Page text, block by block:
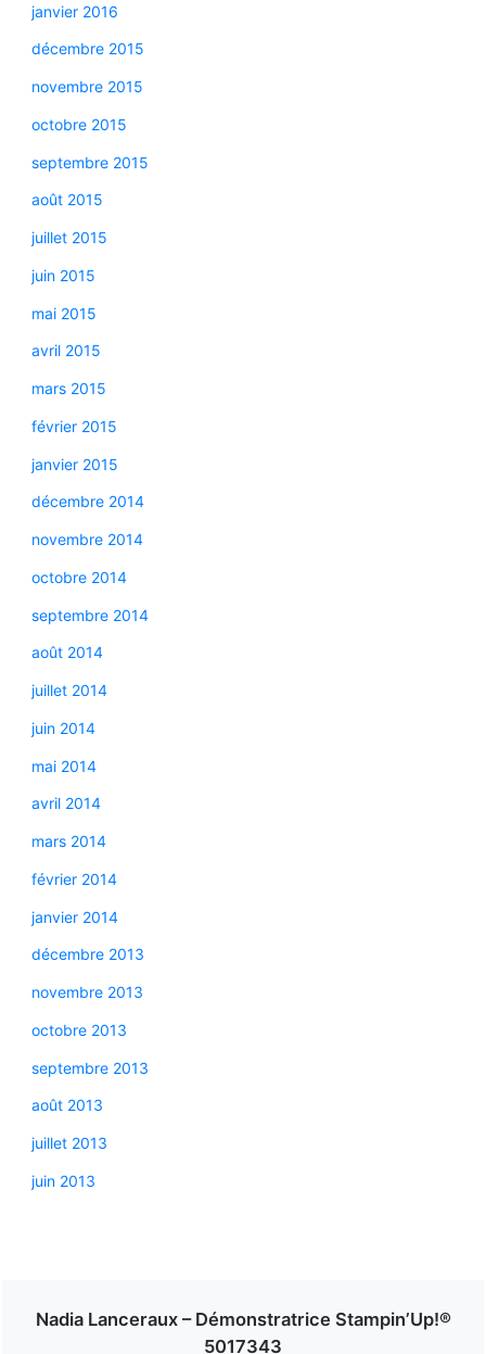
janvier 2016
décembre 2015
novembre 2015
octobre 2015
septembre 2015
août 2015
juillet 2015
juin 2015
mai 2015
avril 2015
mars 2015
février 2015
janvier 2015
décembre 2014
novembre 2014
octobre 2014
septembre 2014
août 2014
juillet 2014
juin 2014
mai 2014
avril 2014
mars 2014
février 2014
janvier 2014
décembre 2013
novembre 2013
octobre 2013
septembre 2013
août 2013
juillet 2013
juin 2013
Nadia Lanceraux – Démonstratrice Stampin’Up!®
5017343